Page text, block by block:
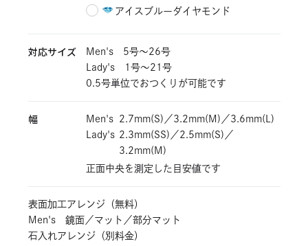
アイスブルーダイヤモンド
対応サイズ
Men's 5号～26号
Lady's 1号～21号
0.5号単位でおつくりが可能です
幅 Men's
2.7mm(S)／3.2mm(M)／3.6mm(L)
Lady's 2.3mm(SS)／2.5mm(S)／
3.2mm(M)
正面中央を測定した目安値です
表面加工アレンジ（無料）
Men's 鏡面／マット／部分マット
石入れアレンジ（別料金）